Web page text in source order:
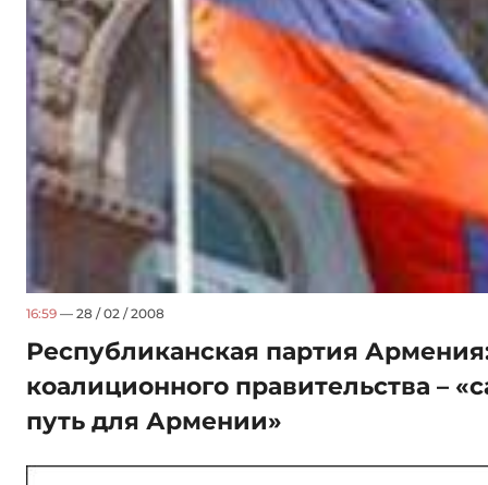
16:59 — 28 / 02 / 2008
Республиканская партия
коалиционного правительства –
путь для Армении»